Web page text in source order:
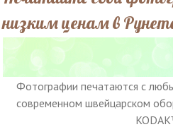
низким ценам в
Фотографии печатаются с
современном швейцарском